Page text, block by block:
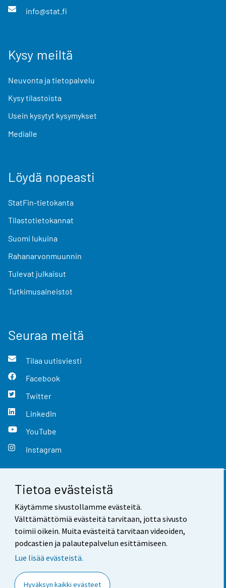
Tietoa evästeistä
Käytämme sivustollamme evästeitä.
Välttämättömiä evästeitä tarvitaan, jotta sivusto
toimii oikein. Muita evästeitä tarvitaan videoiden,
podcastien ja palautepalvelun esittämiseen.
Lue lisää evästeistä.
Hyväksyn kaikki evästeet
info@stat.fi
Kysy meiltä
Neuvonta ja tietopalvelu
Kysy tilastoista
Usein kysytyt kysymykset
Medialle
Löydä nopeasti
StatFin-tietokanta
Tilastotietokannat
Suomi lukuina
Rahanarvonmuunnin
Tulevat julkaisut
Tutkimusaineistot
Seuraa meitä
Tilaa uutisviesti
Facebook
Twitter
LinkedIn
YouTube
Instagram
Yhteystiedot
Palaute
Käyttöehdot
Saavutettavuus